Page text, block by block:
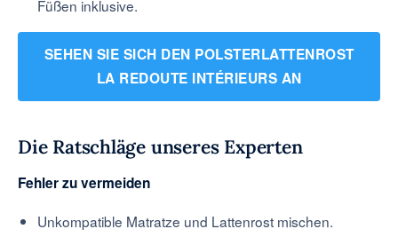
Füßen inklusive.
SEHEN SIE SICH DEN POLSTERLATTENROST
LA REDOUTE INTÉRIEURS AN
Die Ratschläge unseres Experten
Fehler zu vermeiden
Unkompatible Matratze und Lattenrost mischen.